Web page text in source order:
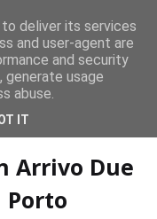
il programma
Due Navi da
Arrivo Due
Porto
deliver its services
and user-agent are
and security
usage
abuse.
IT